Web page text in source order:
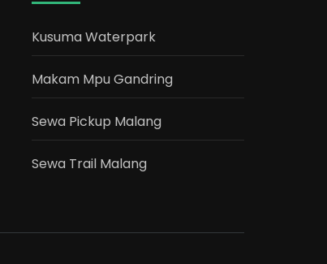
Kusuma Waterpark
Makam Mpu Gandring
Sewa Pickup Malang
Sewa Trail Malang